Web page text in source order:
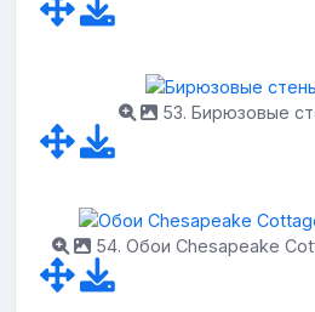
53. Бирюзовые
54. Обои Chesapeake